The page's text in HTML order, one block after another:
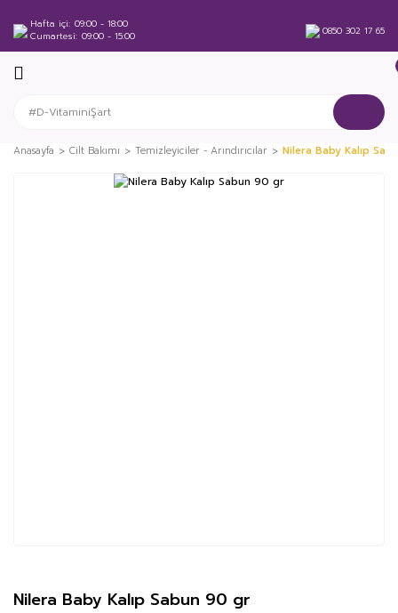
Hafta içi 09:00 - 18:00
Cumartesi 09:00 - 15:00 0850 302 17 65
Anasayfa Cilt Bakımı Temizleyiciler - Arındırıcılar Nilera Baby Kalıp
Nilera Baby Kalıp Sabun 90 gr